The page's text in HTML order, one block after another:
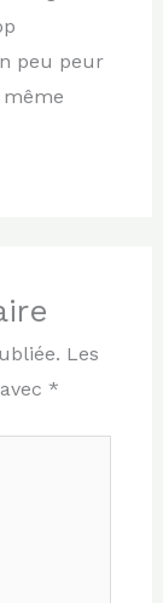
peu peur
même
Les
*